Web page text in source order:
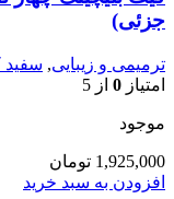
جزئی)
ترمیمی و زیبایی, سفید
امتیاز 0 از 5
موجود
1,925,000 تومان
افزودن به سبد خرید